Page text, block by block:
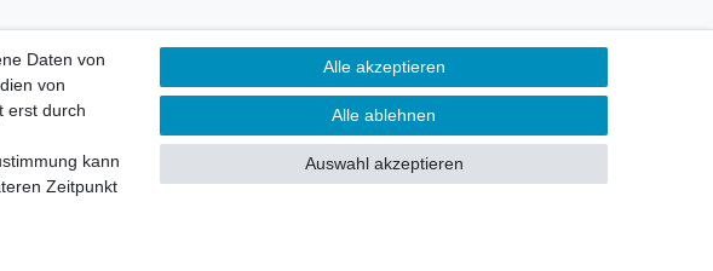
und Barrierefreiheitserklärung
Vertrag widerrufen
Daten von
von
erst durch
kann
Zeitpunkt
Alle akzeptieren
Alle ablehnen
Auswahl akzeptieren